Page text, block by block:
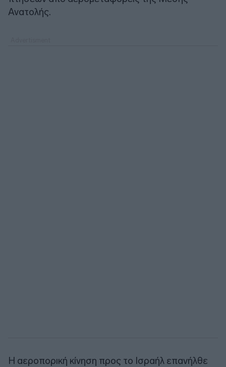
Ανατολής.
Η αεροπορική κίνηση προς το Ισραήλ επανήλθε